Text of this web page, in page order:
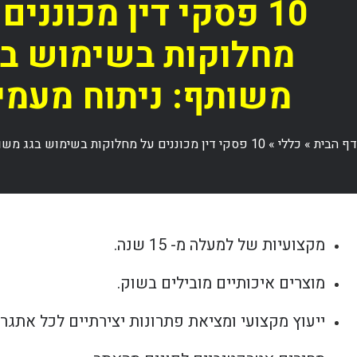
10 פסקי דין
מחלוקות בשימוש
משותף: ניתוח
דף הבית» כללי » 10 פסקי דין מכוננים על מחלוקות בשימוש בגג משותף: ניתוח מעמיק
מקצועיות של למעלה מ- 15 שנה.
מוצרים איכותיים מובילים בשוק.
ייעוץ מקצועי ומציאת פתרונות יצירתיים לכל